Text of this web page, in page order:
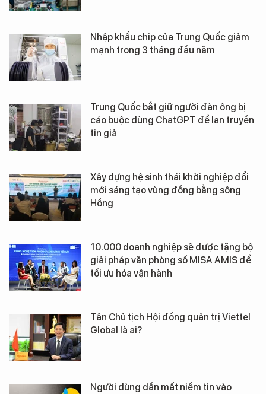
Nhập khẩu chip của Trung Quốc giảm
mạnh trong 3 tháng đầu năm
Trung Quốc bắt giữ người đàn ông bị
cáo buộc dùng ChatGPT để lan truyền
tin giả
Xây dựng hệ sinh thái khởi nghiệp đổi
mới sáng tạo vùng đồng bằng sông
Hồng
10.000 doanh nghiệp sẽ được tặng bộ
giải pháp văn phòng số MISA AMIS để
tối ưu hóa vận hành
Tân Chủ tịch Hội đồng quản trị Viettel
Global là ai?
Người dùng dần mất niềm tin vào